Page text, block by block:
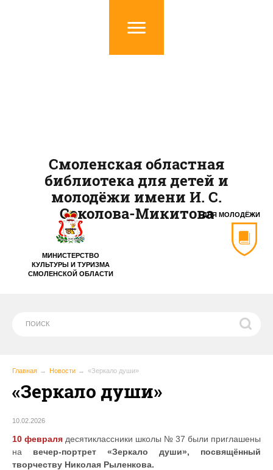
МИНИСТЕРСТВО
КУЛЬТУРЫ И ТУРИЗМА
СМОЛЕНСКОЙ ОБЛАСТИ
ДЛЯ МОЛОДЁЖИ
Смоленская областная
библиотека для детей и
молодёжи имени И. С.
Соколова-Микитова
Главная Новости «Зеркало души»
«Зеркало души»
10.02.2026
10 февраля десятиклассники школы № 37 были приглашены
на вечер-портрет «Зеркало души», посвящённый
творчеству Николая Рыленкова.